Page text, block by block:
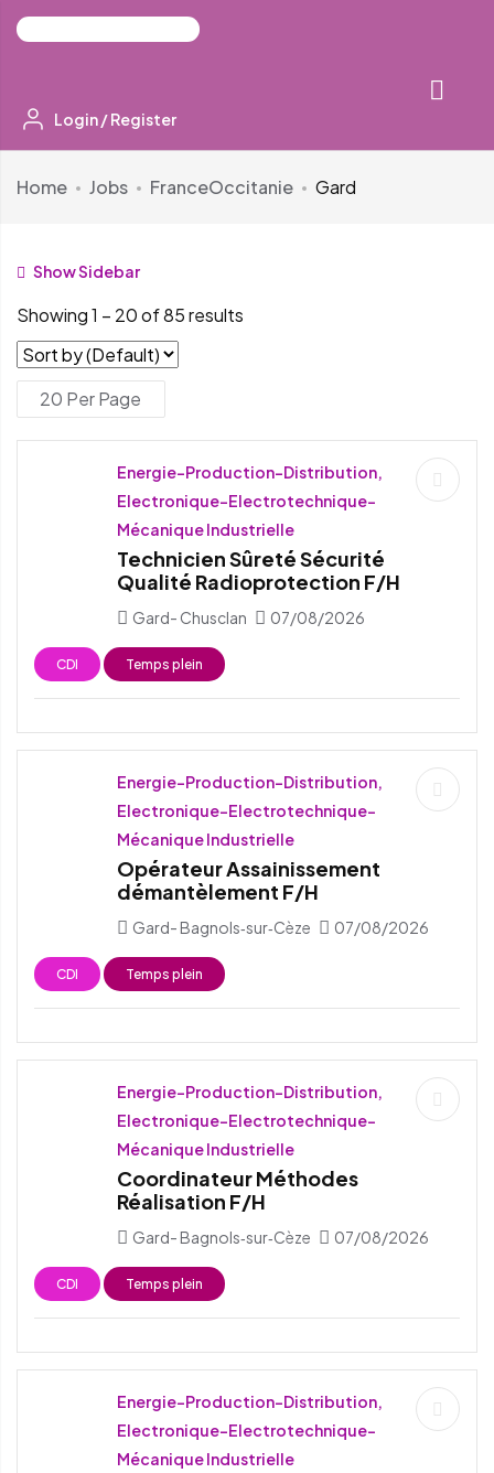
Login /Register
Home Jobs FranceOccitanie Gard
Show Sidebar
Showing1 – 20of 85 results
Energie-Production-Distribution,
Electronique-Electrotechnique-
Mécanique Industrielle
Technicien Sûreté Sécurité
Qualité Radioprotection F/H
Gard- Chusclan 07/08/2026
CDI Temps plein
Energie-Production-Distribution,
Electronique-Electrotechnique-
Mécanique Industrielle
Opérateur Assainissement
démantèlement F/H
Gard- Bagnols‑sur‑Cèze 07/08/2026
CDI Temps plein
Energie-Production-Distribution,
Electronique-Electrotechnique-
Mécanique Industrielle
Coordinateur Méthodes
Réalisation F/H
Gard- Bagnols‑sur‑Cèze 07/08/2026
CDI Temps plein
Energie-Production-Distribution,
Electronique-Electrotechnique-
Mécanique Industrielle